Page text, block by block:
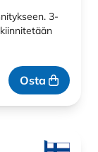
3-
Osta